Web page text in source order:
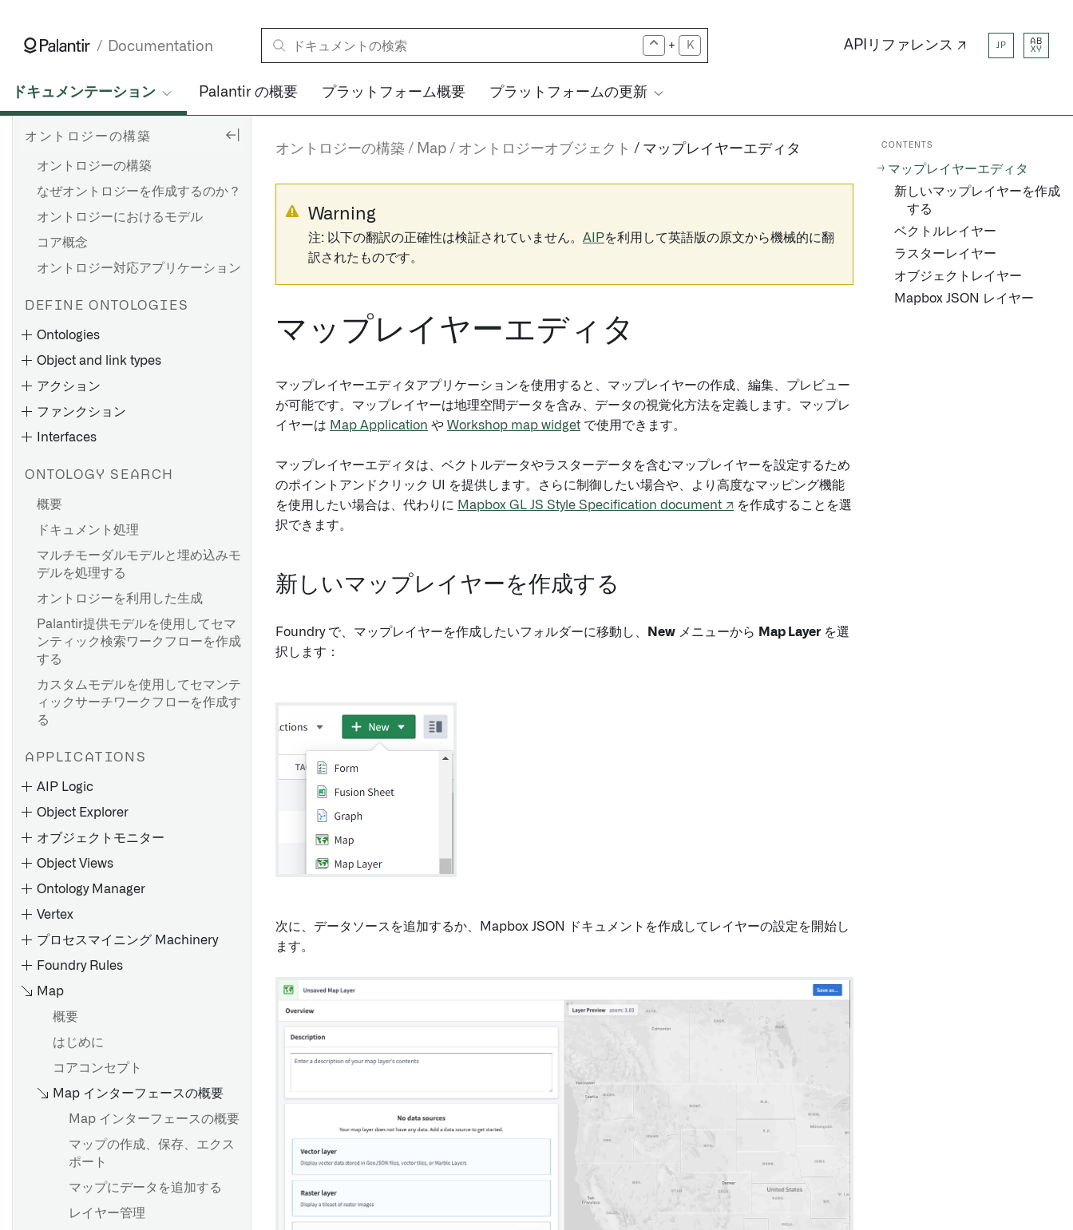
Documentation + K APIリファレンス ↗ JP
AB
XY
ドキュメンテーション Palantir の概要 プラットフォーム概要 プラットフォームの更新
オントロジーの構築
オントロジーの構築
なぜオントロジーを作成するのか？
オントロジーにおけるモデル
コア概念
オントロジー対応アプリケーション
DEFINE ONTOLOGIES
Ontologies
オントロジーの容量使用
コンピュート使用量：オント
ロジーインデックス化
オントロジー クエリを使用し
たコンピュート使用
Object and link types
概要
Gotham統合の有効化
Gaia からオントロジーオブジ
ェクトを作成する
メタデータの参照
概要
オブジェクトタイプのプロパ
ティを編集する
編集専用プロパティ
必須プロパティ
共有プロパティの作成
オブジェクトタイプで共有プ
ロパティを使用する
概要
リンクタイプの作成
リンクタイプを編集する
メタデータリファレンス
概要
アクション
概要
パラメーターのデフォルト値
を設定する
パラメーターのドロップダウ
ンの結果をフィルター処理す
オブジェクトドロップダウン
のセキュリティ考慮事項
概要
はじめに
概要
通知の設定
Webhook
ファンクション
その他のタイプ
デコレータ
エラータイプ
Non-null assertion
operator（非 null アサーショ
debug.md
必要なライブラリをインポー
トします
オブジェクトに対する関数
Python 関数から API 呼び出
しを行う
添付ファイル
ユーザー向けエラーをスロー
数を使用する
WorkshopでPython関数を使
用する
Python 関数のデプロイ
ローカル開発
上級使用法
Interfaces
ONTOLOGY SEARCH
概要
ドキュメント処理
マルチモーダルモデルと埋め込みモ
デルを処理する
オントロジーを利用した生成
Palantir提供モデルを使用してセマ
ンティック検索ワークフローを作成
する
カスタムモデルを使用してセマンテ
ィックサーチワークフローを作成す
る
APPLICATIONS
AIP Logic
Evaluations
はじめに
評価関数とオントロジー編集
評価指標ダッシュボード
Object Explorer
オブジェクトの検索
検索構文
チャートで探索
結果を表示
関連オブジェクトを探索する
ためのピボット
オブジェクトセットの比較
探索の保存
リストの保存
アクションの適用
オブジェクトモニター
モニター
条件
評価
アクティビティ
通知
アクション
Object Views
概要
Object Views
タブを設定する
Object Views の設定
アプリケーションサイドバー
の設定
プロファイルを設定する
Panel object views
プラットフォームにおけるパ
ネル Object Views
Ontology Manager
オントロジーへの変更を保存
変更のレビューと復元
Vertex
既存のグラフを探索する
オブジェクト関係の探索
オブジェクトとエッジの表示
オプション
保存、共有、コラボレーショ
グラフテンプレートを作成す
る
他のアプリケーションからグ
ラフを生成する
プロセスマイニング Machinery
Foundry Rules
概要
オブジェクトモデル
Workshopアプリケーション
ルールロジック
Foundry Rules ワークフロー
設定
Foundry Rules のデプロイ
Map
概要
はじめに
コアコンセプト
Map インターフェースの概要
Map インターフェースの概要
マップの作成、保存、エクス
ポート
マップにデータを追加する
レイヤー管理
オントロジーの構築 Map オントロジーオブジェクト マップレイヤーエディタ
Warning
注: 以下の翻訳の正確性は検証されていません。 AIPを利用して英語版の原文から機械的に翻
訳されたものです。
マップレイヤーエディタ
マップレイヤーエディタアプリケーションを使用すると、マップレイヤーの作成、編集、プレビュー
が可能です。マップレイヤーは地理空間データを含み、データの視覚化方法を定義します。マップレ
イヤーは Map Application や Workshop map widget で使用できます。
マップレイヤーエディタは、ベクトルデータやラスターデータを含むマップレイヤーを設定するため
のポイントアンドクリック UI を提供します。さらに制御したい場合や、より高度なマッピング機能
を使用したい場合は、代わりに Mapbox GL JS Style Specification document ↗ を作成することを選
択できます。
新しいマップレイヤーを作成する
Foundry で、マップレイヤーを作成したいフォルダーに移動し、 New メニューから Map Layerを選
択します：
次に、データソースを追加するか、Mapbox JSON ドキュメントを作成してレイヤーの設定を開始し
ます。
CONTENTS
マップレイヤーエディタ
新しいマップレイヤーを作成
する
ベクトルレイヤー
ラスターレイヤー
オブジェクトレイヤー
Mapbox JSON レイヤー